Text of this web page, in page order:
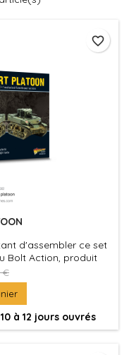
d'assembler ce set
Bolt Action, produit
Véhicule(s) à peindre
€
à 12 jours ouvrés
favorite_border